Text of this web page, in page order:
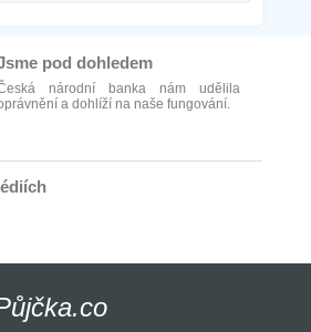
pod dohledem
národní banka nám udělila
a dohlíží na naše fungování.